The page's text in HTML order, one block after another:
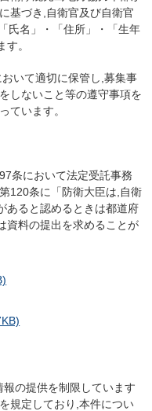
基づき,自衛官及び自衛官
氏名」・「住所」・「生年
。
いて適切に保管し,募集事
しないこと等の遵守事項を
ています。
条において法定受託事務
120条に「防衛大臣は,自衛
あると認めるときは都道府
資料の提出を求めることが
の提供を制限しています
規定しており,本件につい